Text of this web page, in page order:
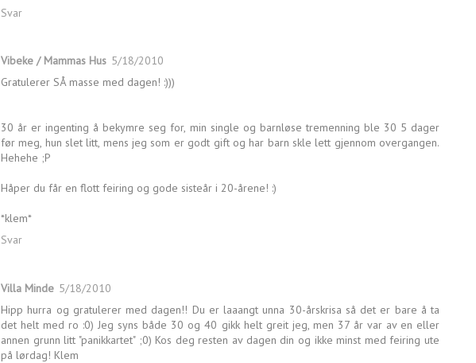
Svar
Vibeke / Mammas Hus 5/18/2010
Gratulerer SÅ masse med dagen! :)))
30 år er ingenting å bekymre seg for, min single og barnløse tremenning ble 30 5 dager
før meg, hun slet litt, mens jeg som er godt gift og har barn skle lett gjennom overgangen.
Hehehe ;P
Håper du får en flott feiring og gode sisteår i 20-årene! :)
*klem*
Svar
Villa Minde 5/18/2010
Hipp hurra og gratulerer med dagen!! Du er laaangt unna 30-årskrisa så det er bare å ta
det helt med ro :0) Jeg syns både 30 og 40 gikk helt greit jeg, men 37 år var av en eller
annen grunn litt "panikkartet" ;0) Kos deg resten av dagen din og ikke minst med feiring ute
på lørdag! Klem